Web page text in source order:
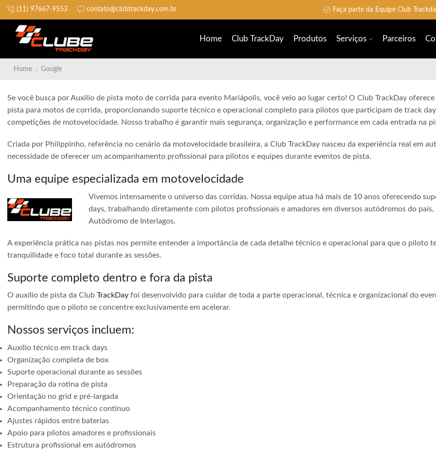
(11) 97667-9553 contato@clubtrackday.com.br
Não perca a largada Faça parte da Equipe Club
Home Club TrackDay Produtos Serviços Parceiros
Home Google
Se você busca por Auxilio de pista moto de corrida para evento Mariápolis, você veio ao lugar certo! O Club TrackDay
pista para motos de corrida, proporcionando suporte técnico e operacional completo para pilotos que participam de track
competições de motovelocidade. Nosso trabalho é garantir mais segurança, organização e performance em cada entrada na
Criada por Philippinho, referência no cenário da motovelocidade brasileira, a Club TrackDay nasceu da experiência real em
necessidade de oferecer um acompanhamento profissional para pilotos e equipes durante eventos de pista.
Uma equipe especializada em motovelocidade
Vivemos intensamente o universo das corridas. Nossa equipe atua há mais de 10 anos oferecendo
days, trabalhando diretamente com pilotos profissionais e amadores em diversos autódromos do
Autódromo de Interlagos.
A experiência prática nas pistas nos permite entender a importância de cada detalhe técnico e operacional para que o piloto
tranquilidade e foco total durante as sessões.
Suporte completo dentro e fora da pista
O auxílio de pista da Club TrackDay foi desenvolvido para cuidar de toda a parte operacional, técnica e organizacional do
permitindo que o piloto se concentre exclusivamente em acelerar.
Nossos serviços incluem:
Auxílio técnico em track days
Organização completa de box
Suporte operacional durante as sessões
Preparação da rotina de pista
Orientação no grid e pré-largada
Acompanhamento técnico contínuo
Ajustes rápidos entre baterias
Apoio para pilotos amadores e profissionais
Estrutura profissional em autódromos